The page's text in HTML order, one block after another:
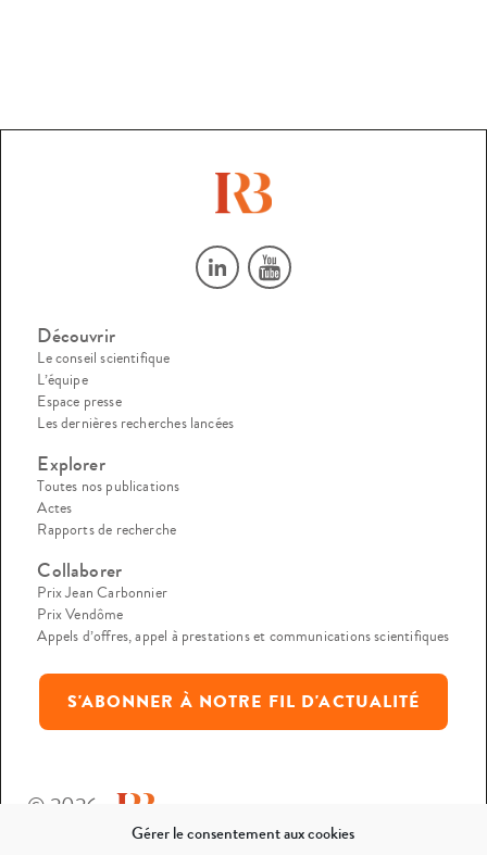
Gérer le consentement aux cookies
Découvrir
Le conseil scientifique
L’équipe
Espace presse
Les dernières recherches lancées
Explorer
Toutes nos publications
Actes
Rapports de recherche
Collaborer
Prix Jean Carbonnier
Prix Vendôme
Appels d’offres, appel à prestations et communications scientifiques
S'ABONNER À NOTRE FIL D'ACTUALITÉ
© 2026